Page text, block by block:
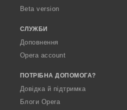
Beta version
СЛУЖБИ
Доповнення
Opera account
ПОТРІБНА ДОПОМОГА?
Довідка й підтримка
Блоги Opera